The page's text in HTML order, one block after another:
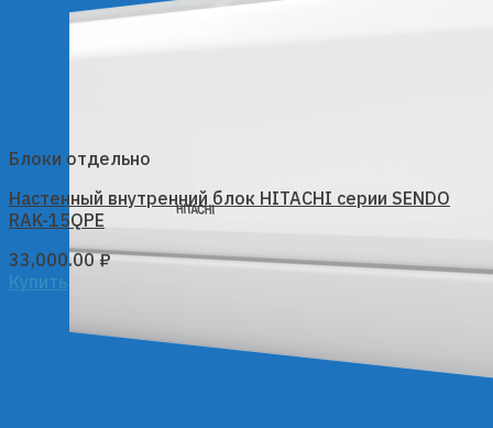
Блоки отдельно
Настенный внутренний блок HITACHI серии SENDO
RAK-15QPE
33,000.00₽
Купить